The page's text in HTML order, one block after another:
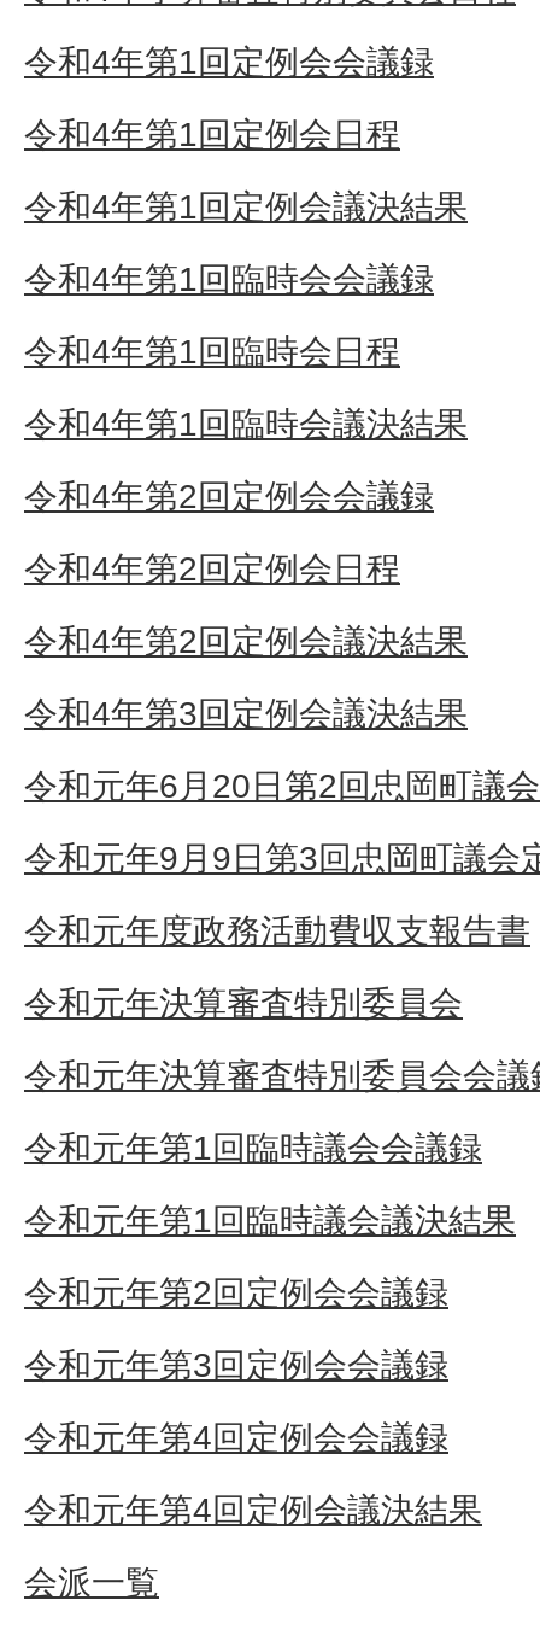
令和4年第1回定例会会議録
令和4年第1回定例会日程
令和4年第1回定例会議決結果
令和4年第1回臨時会会議録
令和4年第1回臨時会日程
令和4年第1回臨時会議決結果
令和4年第2回定例会会議録
令和4年第2回定例会日程
令和4年第2回定例会議決結果
令和4年第3回定例会議決結果
令和元年6月20日第2回忠岡町議
令和元年9月9日第3回忠岡町議会
令和元年度政務活動費収支報告書
令和元年決算審査特別委員会
令和元年決算審査特別委員会会議
令和元年第1回臨時議会会議録
令和元年第1回臨時議会議決結果
令和元年第2回定例会会議録
令和元年第3回定例会会議録
令和元年第4回定例会会議録
令和元年第4回定例会議決結果
会派一覧